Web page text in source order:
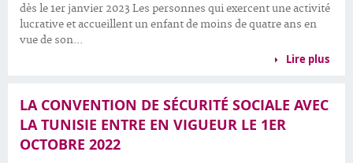
dès le 1er janvier 2023 Les personnes qui exercent une activité
lucrative et accueillent un enfant de moins de quatre ans en
vue de son...
Lire plus
LA CONVENTION DE SÉCURITÉ SOCIALE AVEC
LA TUNISIE ENTRE EN VIGUEUR LE 1ER
OCTOBRE 2022